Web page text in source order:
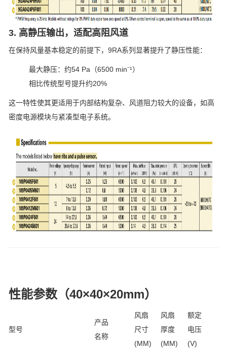
3. 高静压输出，适配高阻风道
在保持风量基本稳定的前提下，9RA系列显著提升了静压性能：
最大静压：约54 Pa（6500 min⁻¹）
相比传统型号提升约20%
这一特性使其更适用于内部结构复杂、风道阻力较大的设备，如高
密度电源模块与紧凑型电子系统。
性能参数（40×40×20mm）
型号
产品
名称
风扇
尺寸
(MM)
风扇
厚度
(MM)
额定
电压
(V)